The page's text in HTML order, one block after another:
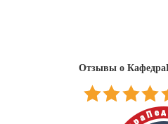
Отзывы о